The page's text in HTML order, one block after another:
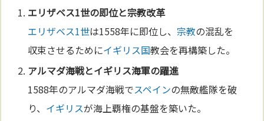
エリザベス1世の即位と宗教改革
エリザベス1世は1558年に即位し、 宗教の混乱を
収束させるためにイギリス国教会を再構築した。
アルマダ海戦とイギリス海軍の躍進
1588年のアルマダ海戦でスペインの無敵艦隊を破
り、 イギリスが海上覇権の基盤を築いた。